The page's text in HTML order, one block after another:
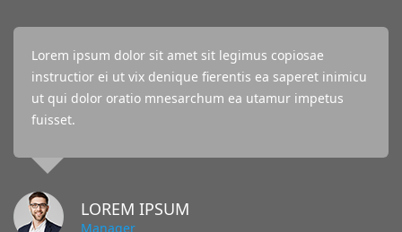
Lorem ipsum dolor sit amet sit legimus copiosae
instructior ei ut vix denique fierentis ea saperet inimicu
ut qui dolor oratio mnesarchum ea utamur impetus
fuisset.
LOREM IPSUM
Manager